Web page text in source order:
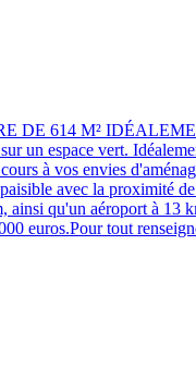
DE 614 M²
un espace vert.
à vos envies
avec la proximité
qu'un aéroport à 13
euros.Pour tout